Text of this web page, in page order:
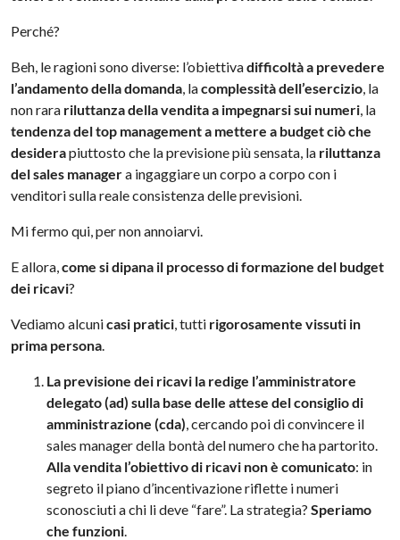
Perché?
Beh, le ragioni sono diverse: l’obiettivadifficoltà a prevedere
l’andamento della domanda , lacomplessità dell’esercizio , la
non rara riluttanza della vendita a impegnarsi sui numeri , la
tendenza del top management a mettere a budget ciò che
desiderapiuttosto che la previsione più sensata, la riluttanza
del sales managera ingaggiare un corpo a corpo con i
venditori sulla reale consistenza delle previsioni.
Mi fermo qui, per non annoiarvi.
E allora,come si dipana il processo di formazione del budget
dei ricavi?
Vediamo alcunicasi pratici , tutti rigorosamente vissuti in
prima persona
La previsione dei ricavi la redige l’amministratore
delegato (ad) sulla base delle attese del consiglio di
amministrazione (cda) , cercando poi di convincere il
sales manager della bontà del numero che ha partorito.
Alla vendita l’obiettivo di ricavi non è comunicato: in
segreto il piano d’incentivazione riflette i numeri
sconosciuti a chi li deve “fare”. La strategia?Speriamo
che funzioni